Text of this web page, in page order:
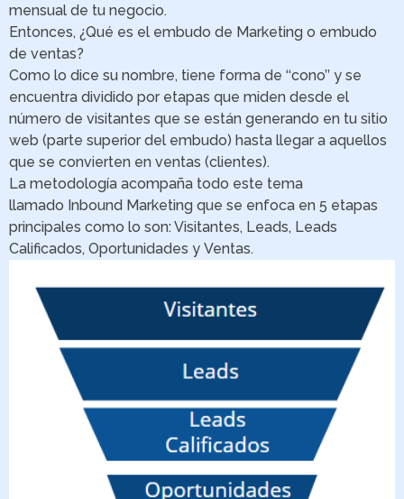
mensual de tu negocio.
Entonces, ¿Qué es el embudo de Marketing o embudo
de ventas?
Como lo dice su nombre, tiene forma de ‘‘cono’’ y se
encuentra dividido por etapas que miden desde el
número de visitantes que se están generando en tu sitio
web (parte superior del embudo) hasta llegar a aquellos
que se convierten en ventas (clientes).
La metodología acompaña todo este tema
llamado Inbound Marketing que se enfoca en 5 etapas
principales como lo son: Visitantes, Leads, Leads
Calificados, Oportunidades y Ventas.